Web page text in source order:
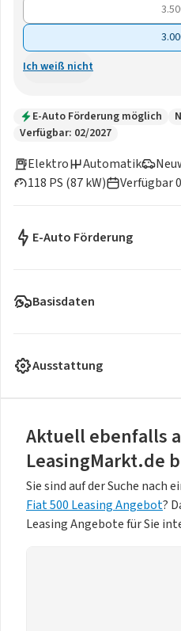
Ich weiß nicht
E-Auto Förderung möglich
Verfügbar: 02/2027
Elektro
118 PS (87 kW)
Automatik
Verfügbar
E-Auto Förderung
Basisdaten
Ausstattung
Aktuell ebenfalls
LeasingMarkt.de
Sie sind auf der Suche nach
Fiat 500 Leasing Angebot?
Leasing Angebote für Sie